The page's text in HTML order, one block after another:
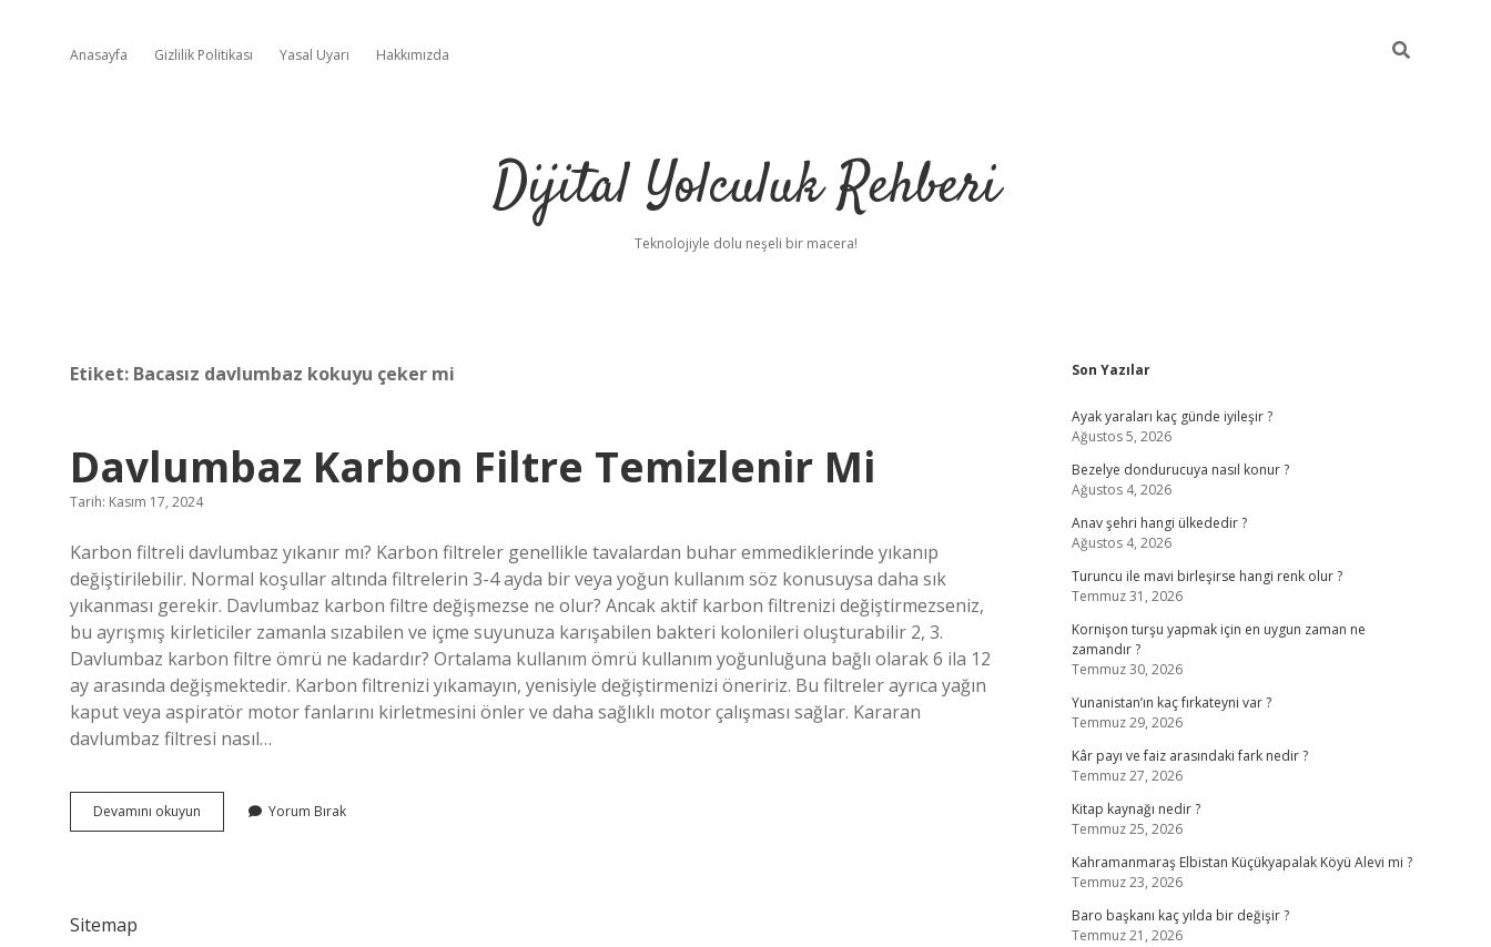
Anasayfa Gizlilik Politikası Yasal Uyarı Hakkımızda
Dijital Yolculuk Rehberi
Teknolojiyle dolu neşeli bir macera!
Etiket: Bacasız davlumbaz kokuyu çeker mi
Davlumbaz Karbon Filtre Temizlenir Mi
Tarih: Kasım 17, 2024
Karbon filtreli davlumbaz yıkanır mı? Karbon filtreler genellikle tavalardan buhar emmediklerinde yıkanıp
değiştirilebilir. Normal koşullar altında filtrelerin 3-4 ayda bir veya yoğun kullanım söz konusuysa daha sık
yıkanması gerekir. Davlumbaz karbon filtre değişmezse ne olur? Ancak aktif karbon filtrenizi değiştirmezseniz,
bu ayrışmış kirleticiler zamanla sızabilen ve içme suyunuza karışabilen bakteri kolonileri oluşturabilir 2, 3.
Davlumbaz karbon filtre ömrü ne kadardır? Ortalama kullanım ömrü kullanım yoğunluğuna bağlı olarak 6 ila 12
ay arasında değişmektedir. Karbon filtrenizi yıkamayın, yenisiyle değiştirmenizi öneririz. Bu filtreler ayrıca yağın
kaput veya aspiratör motor fanlarını kirletmesini önler ve daha sağlıklı motor çalışması sağlar. Kararan
davlumbaz filtresi nasıl…
Devamını okuyun Davlumbaz
Karbon
Yorum Bırak
Sitemap
Sidebar
Son Yazılar
Ayak yaraları kaç günde iyileşir ?
Ağustos 5, 2026
Bezelye dondurucuya nasıl konur ?
Ağustos 4, 2026
Anav şehri hangi ülkededir ?
Ağustos 4, 2026
Turuncu ile mavi birleşirse hangi renk olur ?
Temmuz 31, 2026
Kornişon turşu yapmak için en uygun zaman ne
zamandır ?
Temmuz 30, 2026
Yunanistan’ın kaç fırkateyni var ?
Temmuz 29, 2026
Kâr payı ve faiz arasındaki fark nedir ?
Temmuz 27, 2026
Kitap kaynağı nedir ?
Temmuz 25, 2026
Kahramanmaraş Elbistan Küçükyapalak Köyü Alevi mi ?
Temmuz 23, 2026
Baro başkanı kaç yılda bir değişir ?
Temmuz 21, 2026